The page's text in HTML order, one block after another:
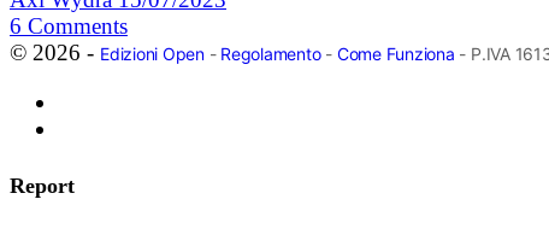
6 Comments
© 2026 - Edizioni Open- Regolamento- Come Funziona - P.IVA
Report